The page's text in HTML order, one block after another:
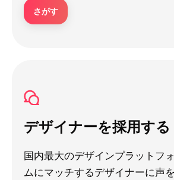
さがす
デザイナーを採用する
国内最大のデザインプラットフ
ムにマッチするデザイナーに声